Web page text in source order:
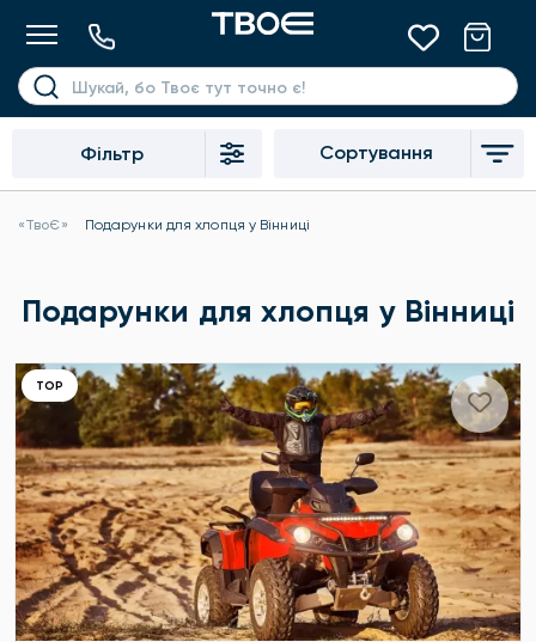
Фільтр Сортування
«ТвоЄ» Подарунки для хлопця у Вінниці
Подарунки для хлопця у Вінниці
ТОР